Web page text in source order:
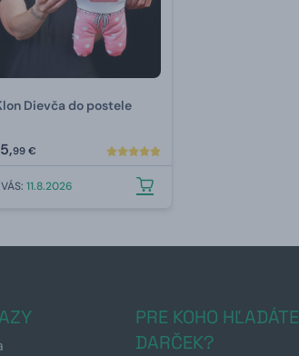
Dievča do postele
99 €
11.8.2026
PRE KOHO HĽADÁTE
DARČEK?